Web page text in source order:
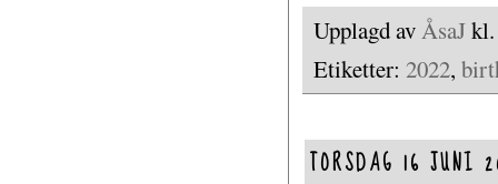
Upplagd av ÅsaJ
Etiketter: 2022,
TORSDAG 16 JUNI